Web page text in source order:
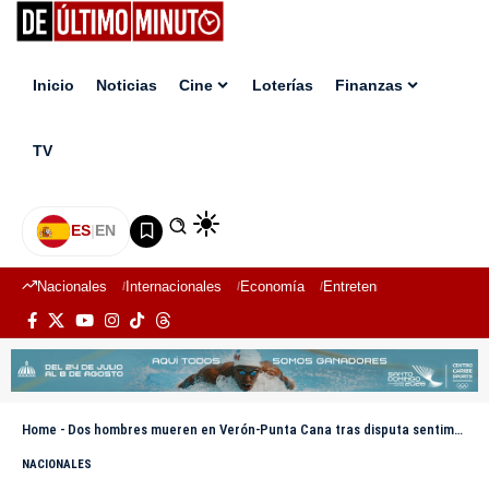
Inicio Noticias Cine Loterías Finanzas
TV
ES|EN
Nacionales Internacionales Economía Entretenimiento
Home - Dos hombres mueren en Verón-Punta Cana tras disputa sentimental
NACIONALES